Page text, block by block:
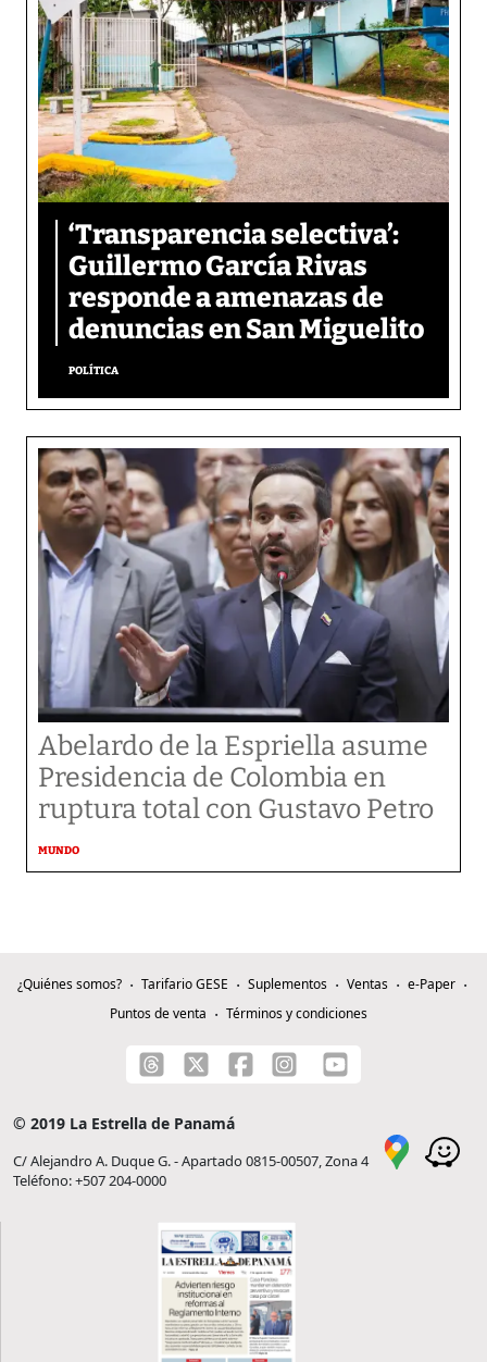
‘Transparencia selectiva’:
Guillermo García Rivas
responde a amenazas de
denuncias en San Miguelito
POLÍTICA
Abelardo de la Espriella asume
Presidencia de Colombia en
ruptura total con Gustavo Petro
MUNDO
¿Quiénes somos? Tarifario GESE Suplementos Ventas
e-Paper
Puntos de venta
Términos y condiciones
© 2019 La Estrella de Panamá
C/ Alejandro A. Duque G. - Apartado 0815-00507, Zona 4
Teléfono: +507 204-0000